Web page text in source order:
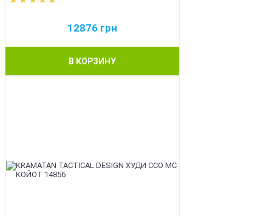
12876 грн
В КОРЗИНУ